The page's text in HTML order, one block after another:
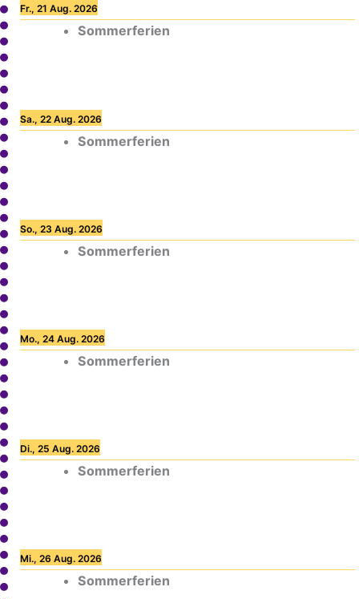
Fr., 21 Aug. 2026
Sommerferien
Sa., 22 Aug. 2026
Sommerferien
So., 23 Aug. 2026
Sommerferien
Mo., 24 Aug. 2026
Sommerferien
Di., 25 Aug. 2026
Sommerferien
Mi., 26 Aug. 2026
Sommerferien